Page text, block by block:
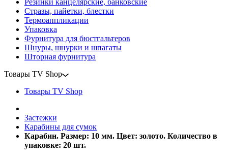
Стразы, пайетки, блестки
Термоаппликации
Упаковка
Фурнитура для бюстгальтеров
Шнуры, шнурки и шпагаты
Шторная фурнитура
Товары TV Shop
Товары TV Shop
Застежки
Карабины для сумок
Карабин. Размер: 10 мм. Цвет: золото. Количество в
упаковке: 20 шт.